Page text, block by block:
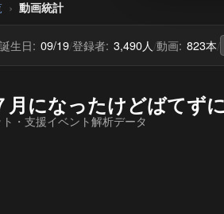
動画統計
誕生日: 09/19/登録者: 3,490人/動画: 823本/
月になったけどばて
・支援イベント解析データ